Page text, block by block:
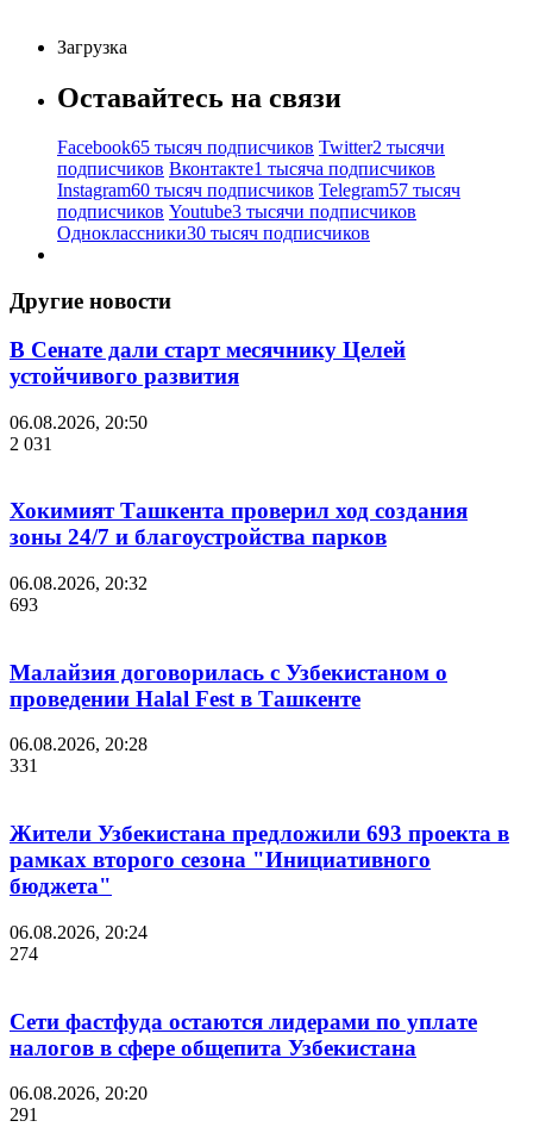
Загрузка
Оставайтесь на связи
Facebook65 тысяч подписчиков Twitter2 тысячи
подписчиков Вконтакте1 тысяча подписчиков
Instagram60 тысяч подписчиков Telegram57 тысяч
подписчиков Youtube3 тысячи подписчиков
Одноклассники30 тысяч подписчиков
Другие новости
В Сенате дали старт месячнику Целей
устойчивого развития
06.08.2026, 20:50
2 031
Хокимият Ташкента проверил ход создания
зоны 24/7 и благоустройства парков
06.08.2026, 20:32
693
Малайзия договорилась с Узбекистаном о
проведении Halal Fest в Ташкенте
06.08.2026, 20:28
331
Жители Узбекистана предложили 693 проекта в
рамках второго сезона "Инициативного
бюджета"
06.08.2026, 20:24
274
Сети фастфуда остаются лидерами по уплате
налогов в сфере общепита Узбекистана
06.08.2026, 20:20
291